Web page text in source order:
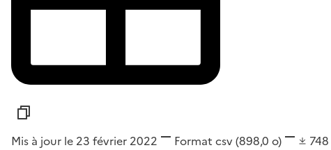
Mis à jour le 23 février 2022 Format csv(898,0 o) 748